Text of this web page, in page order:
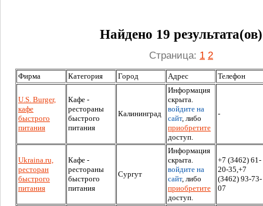
Найдено 19 результата(ов)
Страница: 1 2
Фирма Категория Город Адрес Телефон
U.S. Burger,
кафе
быстрого
питания
Кафе -
рестораны
быстрого
питания
Калининград
Информация
скрыта.
войдите на
сайт, либо
приобретите
доступ.
-
Ukraina.ru,
ресторан
быстрого
питания
Кафе -
рестораны
быстрого
питания
Сургут
Информация
скрыта.
войдите на
сайт, либо
приобретите
доступ.
+7 (3462) 61-
20-35,+7
(3462) 93-73-
07